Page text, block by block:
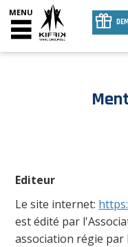
MENU
Editeur
Le site internet:
est édité par
association régie par